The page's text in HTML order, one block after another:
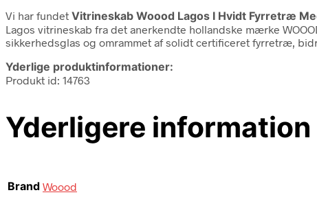
Vi har fundet Vitrineskab Woood Lagos I Hvidt Fyrretræ
Lagos vitrineskab fra det anerkendte hollandske mærke
sikkerhedsglas og omrammet af solidt certificeret fyrretræ,
Yderlige produktinformationer:
Produkt id: 14763
Yderligere information
Brand Woood